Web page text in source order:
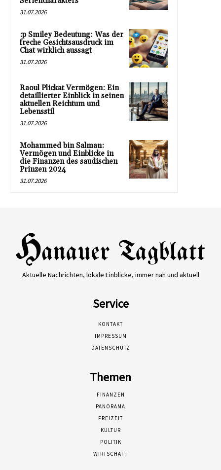
31.07.2026
:p Smiley Bedeutung: Was der
freche Gesichtsausdruck im
Chat wirklich aussagt
31.07.2026
Raoul Plickat Vermögen: Ein
detaillierter Einblick in seinen
aktuellen Reichtum und
Lebensstil
31.07.2026
Mohammed bin Salman:
Vermögen und Einblicke in
die Finanzen des saudischen
Prinzen 2024
31.07.2026
Aktuelle Nachrichten, lokale Einblicke, immer nah und aktuell
Service
KONTAKT
IMPRESSUM
DATENSCHUTZ
Themen
FINANZEN
PANORAMA
FREIZEIT
KULTUR
POLITIK
WIRTSCHAFT